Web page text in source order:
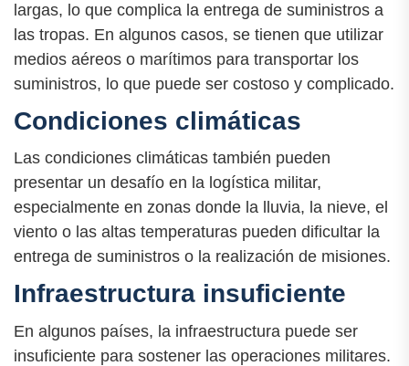
largas, lo que complica la entrega de suministros a
las tropas. En algunos casos, se tienen que utilizar
medios aéreos o marítimos para transportar los
suministros, lo que puede ser costoso y complicado.
Condiciones climáticas
Las condiciones climáticas también pueden
presentar un desafío en la logística militar,
especialmente en zonas donde la lluvia, la nieve, el
viento o las altas temperaturas pueden dificultar la
entrega de suministros o la realización de misiones.
Infraestructura insuficiente
En algunos países, la infraestructura puede ser
insuficiente para sostener las operaciones militares.